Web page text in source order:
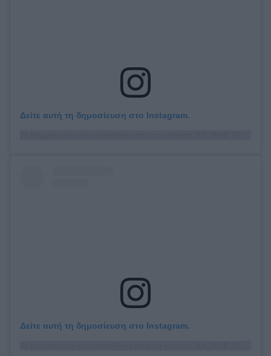
Δείτε αυτή τη δημοσίευση στο Instagram.
Δείτε αυτή τη δημοσίευση στο Instagram.